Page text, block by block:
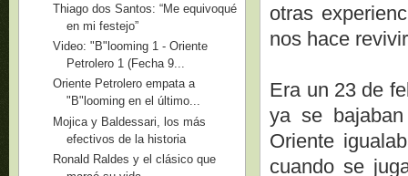
otras
nos hace
Era un 23 de
ya se
Oriente
cuando se
Thiago dos Santos: “Me equivoqué
en mi festejo”
Video: "B"looming 1 - Oriente
Petrolero 1 (Fecha 9...
Oriente Petrolero empata a
"B"looming en el último...
Mojica y Baldessari, los más
efectivos de la historia
Ronald Raldes y el clásico que